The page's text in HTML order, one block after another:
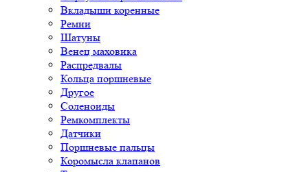
Вкладыши коренные
Ремни
Шатуны
Венец маховика
Распредвалы
Кольца поршневые
Другое
Соленоиды
Ремкомплекты
Датчики
Поршневые пальцы
Коромысла клапанов